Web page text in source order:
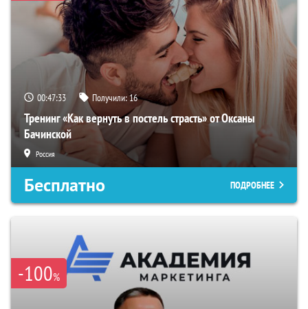
00:47:33 Получили:16
Тренинг «Как вернуть в постель страсть» от Оксаны
Бачинской
Россия
Бесплатно ПОДРОБНЕЕ
-100%